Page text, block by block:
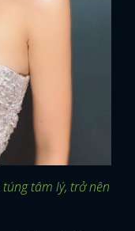
tâm lý, trở nên